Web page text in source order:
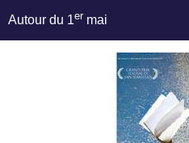
Autour du 1er mai